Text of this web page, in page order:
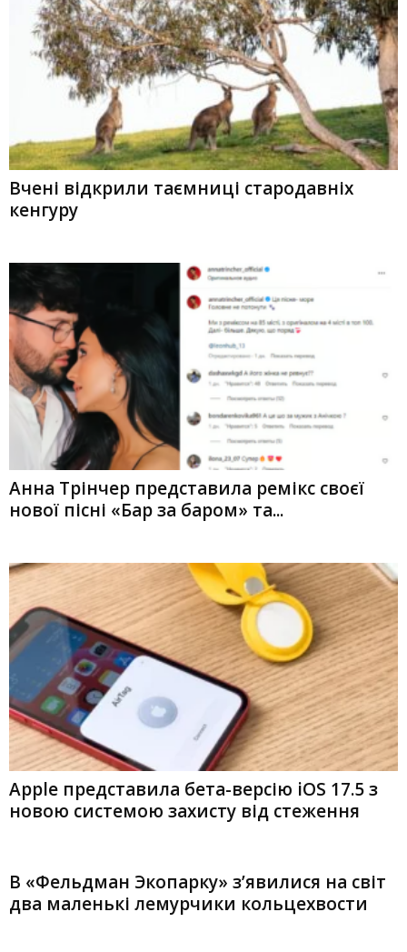
Вчені відкрили таємниці стародавніх
кенгуру
Анна Трінчер представила ремікс своєї
нової пісні «Бар за баром» та...
Apple представила бета-версію iOS 17.5 з
новою системою захисту від стеження
В «Фельдман Экопарку» з’явилися на світ
два маленькі лемурчики кольцехвости